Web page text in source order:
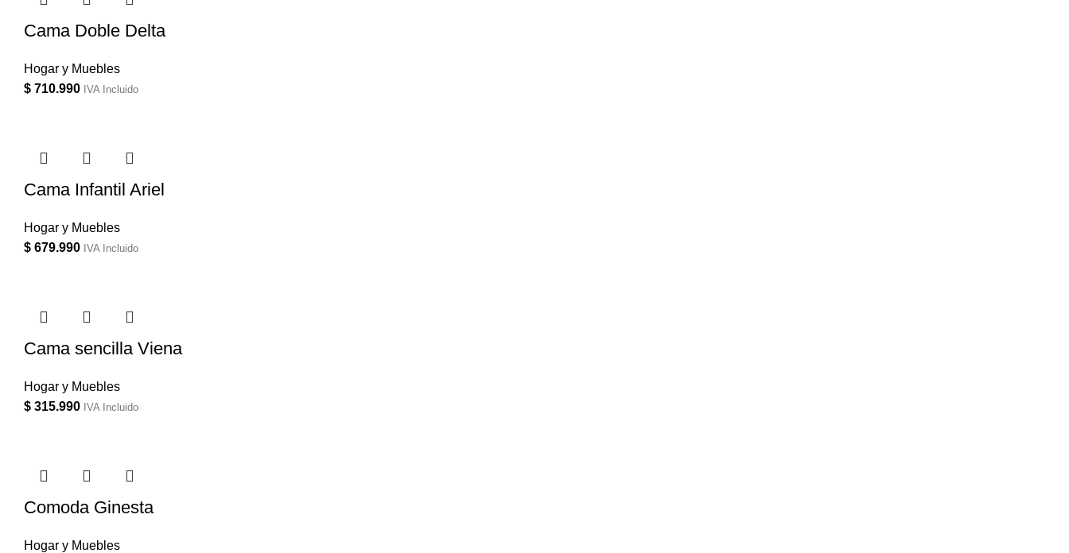
Cama Doble Delta
Hogar y Muebles
$ 710.990 IVA Incluido
Cama Infantil Ariel
Hogar y Muebles
$ 679.990 IVA Incluido
Cama sencilla Viena
Hogar y Muebles
$ 315.990 IVA Incluido
Comoda Ginesta
Hogar y Muebles